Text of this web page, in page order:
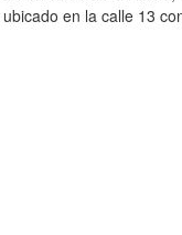
en la calle 13